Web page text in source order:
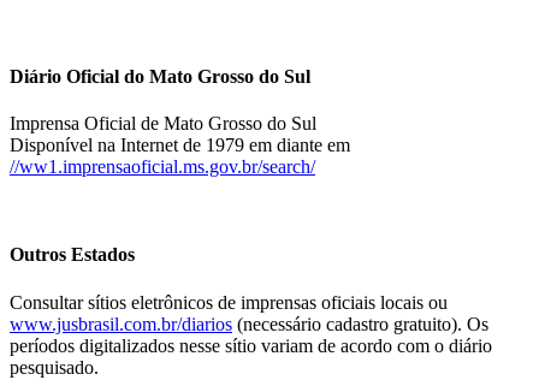
Diário Oficial do Mato Grosso do Sul
Imprensa Oficial de Mato Grosso do Sul
Disponível na Internet de 1979 em diante em
//ww1.imprensaoficial.ms.gov.br/search/
Outros Estados
Consultar sítios eletrônicos de imprensas oficiais locais ou
www.jusbrasil.com.br/diarios (necessário cadastro gratuito). Os
períodos digitalizados nesse sítio variam de acordo com o diário
pesquisado.